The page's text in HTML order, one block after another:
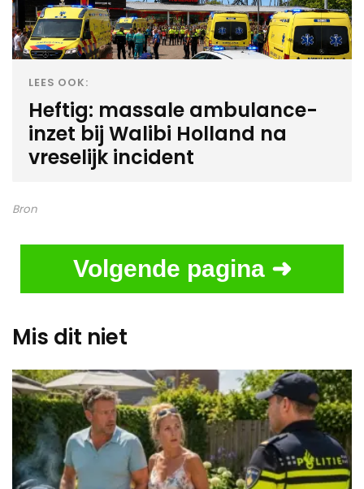
LEES OOK:
Heftig: massale ambulance-
inzet bij Walibi Holland na
vreselijk incident
Bron
Volgende pagina ➜
Mis dit niet